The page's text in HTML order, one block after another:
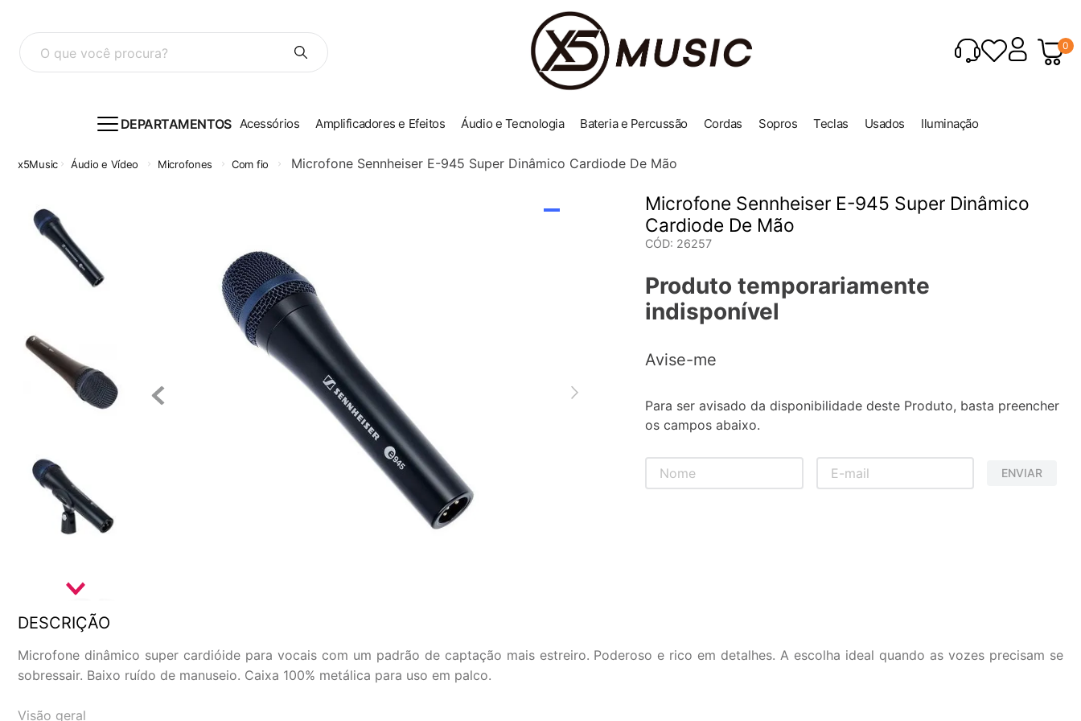
O que você procura? 0
DEPARTAMENTOS Acessórios Amplificadores e Efeitos Áudio e Tecnologia Bateria e Percussão Cordas Sopros Teclas Usados Iluminação
Áudio e Vídeo Microfones Com fio Microfone Sennheiser E-945 Super Dinâmico Cardiode De Mão
Microfone Sennheiser E-945 Super Dinâmico
Cardiode De Mão
CÓD: 26257
Produto temporariamente
indisponível
Avise-me
Para ser avisado da disponibilidade deste Produto, basta preencher
os campos abaixo.
ENVIAR
DESCRIÇÃO
Microfone dinâmico super cardióide para vocais com um padrão de captação mais estreiro. Poderoso e rico em detalhes. A escolha ideal quando as vozes precisam se
sobressair. Baixo ruído de manuseio. Caixa 100% metálica para uso em palco.
Visão geral